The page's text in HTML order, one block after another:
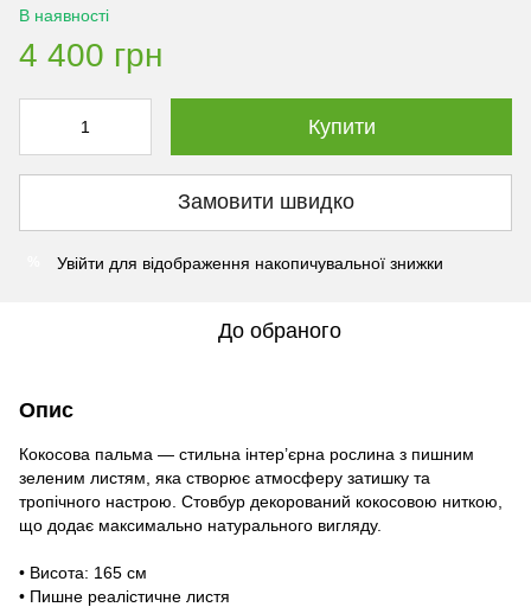
В наявності
4 400 грн
Купити
Замовити швидко
Увійти для відображення накопичувальної знижки
До обраного
Опис
Кокосова пальма — стильна інтер’єрна рослина з пишним
зеленим листям, яка створює атмосферу затишку та
тропічного настрою. Стовбур декорований кокосовою ниткою,
що додає максимально натурального вигляду.
• Висота: 165 см
• Пишне реалістичне листя